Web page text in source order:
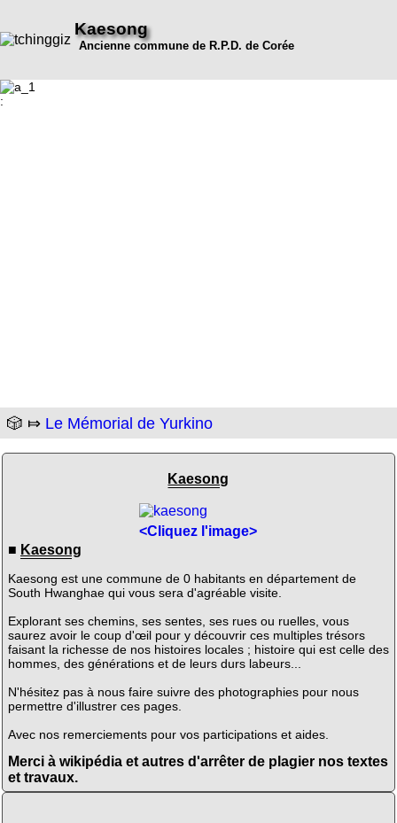
Kaesong
Ancienne commune de R.P.D. de Corée
:
🎲 ⤇ Le Mémorial de Yurkino
Kaesong
<Cliquez l'image>
■ Kaesong
Kaesong est une commune de 0 habitants en département de
South Hwanghae qui vous sera d'agréable visite.
Explorant ses chemins, ses sentes, ses rues ou ruelles, vous
saurez avoir le coup d'œil pour y découvrir ces multiples trésors
faisant la richesse de nos histoires locales ; histoire qui est celle des
hommes, des générations et de leurs durs labeurs...
N'hésitez pas à nous faire suivre des photographies pour nous
permettre d'illustrer ces pages.
Avec nos remerciements pour vos participations et aides.
Merci à wikipédia et autres d'arrêter de plagier nos textes
et travaux.